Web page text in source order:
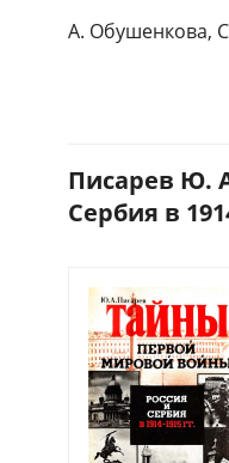
А. Обушенкова,
Писарев Ю.
Сербия в